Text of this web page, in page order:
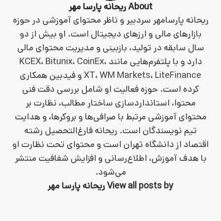
About ریحانه پارسا مهر
ریحانه پارسامهر سردبیر و ناظر محتوای آموزشی در حوزه
بازارهای مالی و ارزهای دیجیتال است. او بیش از دو
سال سابقه در تولید، بازبینی و مدیریت محتوای مالی
دارد و با پلتفرم‌هایی مانند KCEX، Bitunix، CoinEx،
XT، WM Markets، LiteFinance و فیدبین همکاری
کرده است. حوزه فعالیت او شامل بررسی دقت فنی
محتوا، استانداردسازی ساختار مطالب، نظارت بر
محتوای آموزشی مرتبط با صرافی‌ها و بروکرها، و هدایت
تیم نویسندگان است. ریحانه فارغ‌التحصیل رشته
اقتصاد از دانشگاه تهران است و محتوای تحت نظارت او
با هدف آموزش، اطلاع‌رسانی و افزایش شفافیت منتشر
می‌شود.
View all posts by ریحانه پارسا مهر